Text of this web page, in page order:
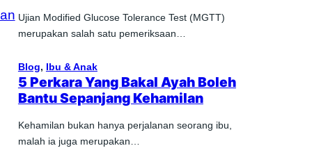
Ujian Modified Glucose Tolerance Test (MGTT)
merupakan salah satu pemeriksaan…
Blog, Ibu & Anak
5 Perkara Yang Bakal Ayah Boleh
Bantu Sepanjang Kehamilan
Kehamilan bukan hanya perjalanan seorang ibu,
malah ia juga merupakan…